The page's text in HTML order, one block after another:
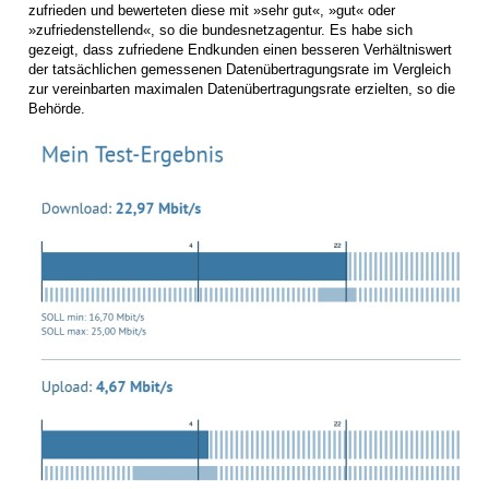
zufrieden und bewerteten diese mit »sehr gut«, »gut« oder
»zufriedenstellend«, so die bundesnetzagentur. Es habe sich
gezeigt, dass zufriedene Endkunden einen besseren Verhältniswert
der tatsächlichen gemessenen Datenübertragungsrate im Vergleich
zur vereinbarten maximalen Datenübertragungsrate erzielten, so die
Behörde.